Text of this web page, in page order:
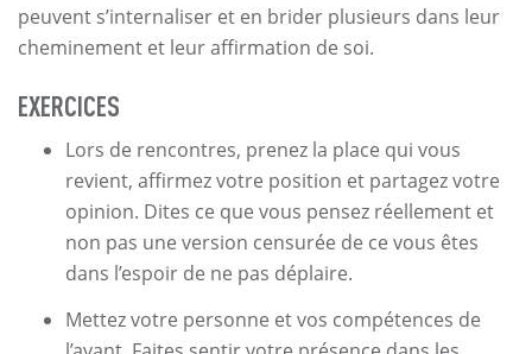
peuvent s’internaliser et en brider plusieurs dans leur
cheminement et leur affirmation de soi.
EXERCICES
Lors de rencontres, prenez la place qui vous
revient, affirmez votre position et partagez votre
opinion. Dites ce que vous pensez réellement et
non pas une version censurée de ce vous êtes
dans l’espoir de ne pas déplaire.
Mettez votre personne et vos compétences de